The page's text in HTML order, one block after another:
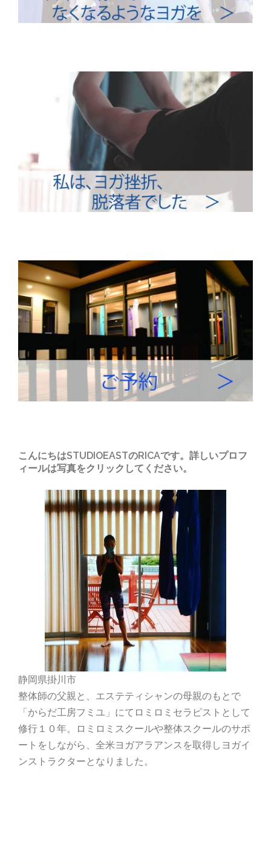
こんにちはSTUDIOEASTのRICAです。詳しいプロフ
ィールは写真をクリックしてください。
静岡県掛川市
整体師の父親と、エステティシャンの母親のもとで
「からだ工房フミユ」にてロミロミセラピストとして
修行１０年。ロミロミスクールや整体スクールのサポ
ートをしながら、全米ヨガアラアンスを取得しヨガイ
ンストラクターとなりました。